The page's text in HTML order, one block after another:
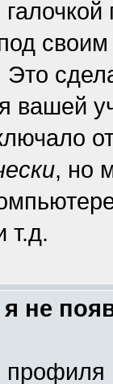
вашей
, но
т.д.
не